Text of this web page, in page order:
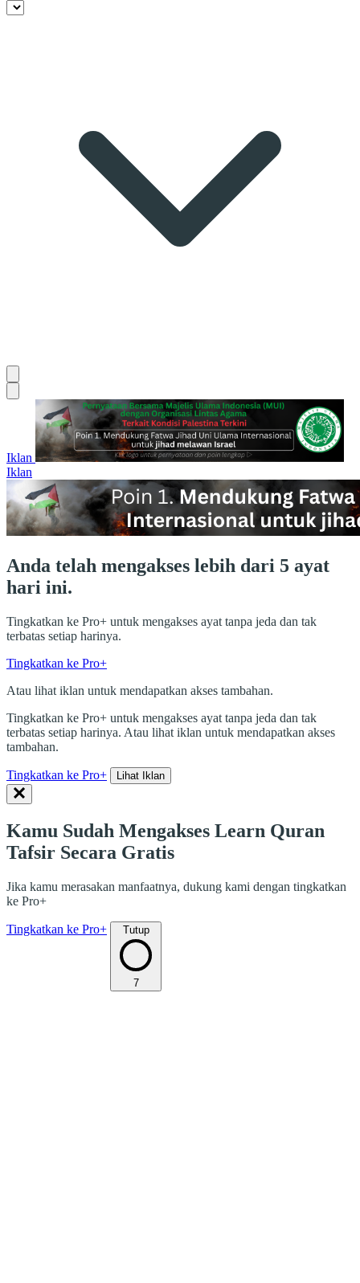
Iklan
Iklan
Anda telah mengakses lebih dari 5 ayat
hari ini.
Tingkatkan ke Pro+ untuk mengakses ayat tanpa jeda dan tak
terbatas setiap harinya.
Tingkatkan ke Pro+
Atau lihat iklan untuk mendapatkan akses tambahan.
Tingkatkan ke Pro+ untuk mengakses ayat tanpa jeda dan tak
terbatas setiap harinya. Atau lihat iklan untuk mendapatkan akses
tambahan.
Tingkatkan ke Pro+ Lihat Iklan
Kamu Sudah Mengakses Learn Quran
Tafsir Secara Gratis
Jika kamu merasakan manfaatnya, dukung kami dengan tingkatkan
ke Pro+
Tingkatkan ke Pro+ Tutup
7